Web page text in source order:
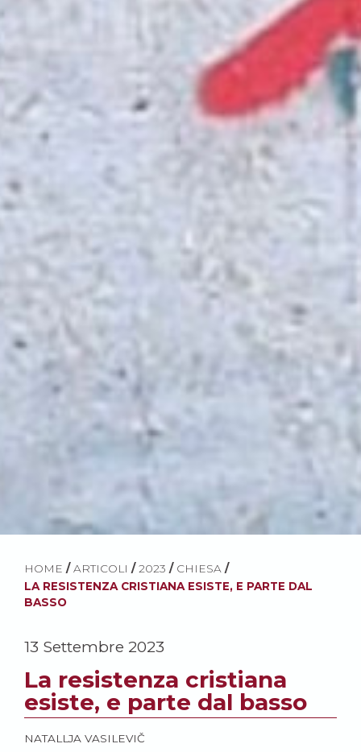
HOME / ARTICOLI / 2023 / CHIESA /
LA RESISTENZA CRISTIANA ESISTE, E PARTE DAL
BASSO
13 Settembre 2023
La resistenza cristiana
esiste, e parte dal basso
NATALLJA VASILEVIČ